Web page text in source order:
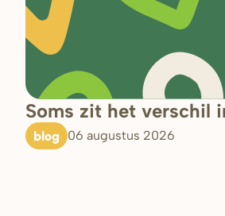
Soms zit het verschil
blog 06 augustus 2026